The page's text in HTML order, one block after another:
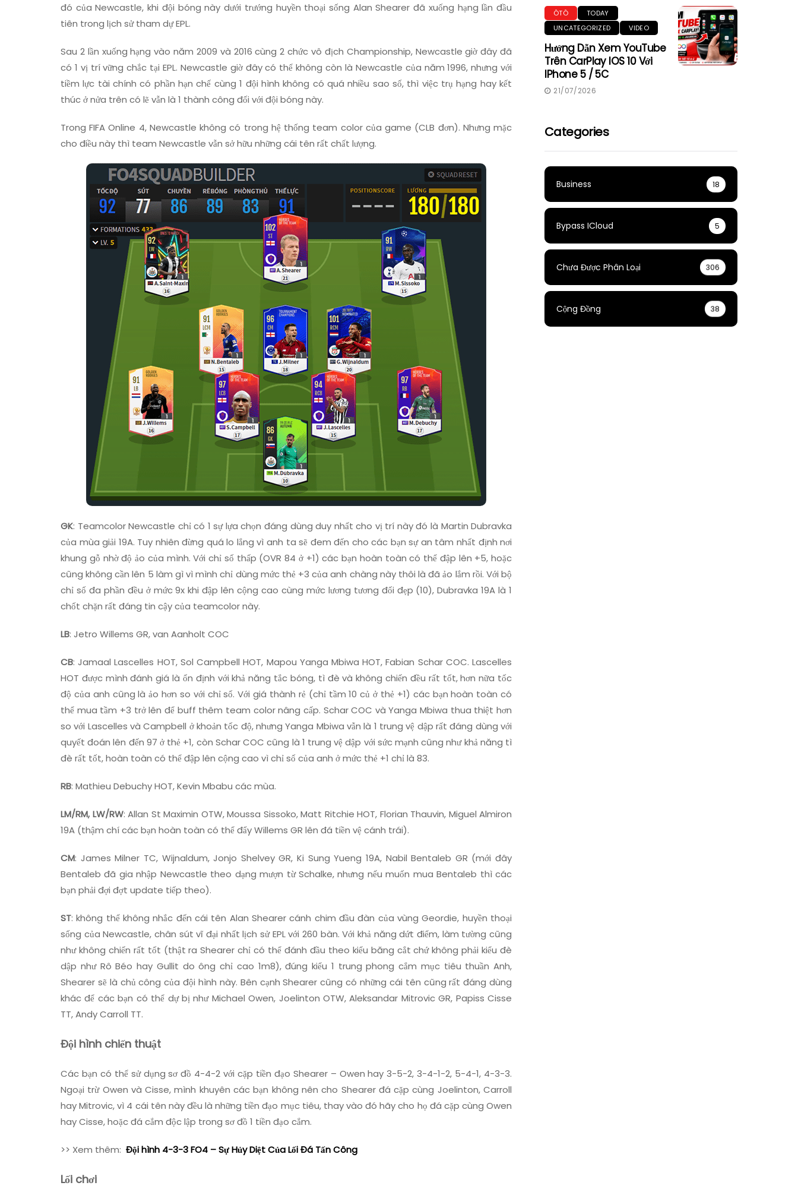
đó của Newcastle, khi đội bóng này dưới trướng huyền thoại sống Alan Shearer đã xuống hạng lần đầu
tiên trong lịch sử tham dự EPL.
Sau 2 lần xuống hạng vào năm 2009 và 2016 cùng 2 chức vô địch Championship, Newcastle giờ đây đã
có 1 vị trí vững chắc tại EPL. Newcastle giờ đây có thể không còn là Newcastle của năm 1996, nhưng với
tiềm lực tài chính có phần hạn chế cùng 1 đội hình không có quá nhiều sao số, thì việc trụ hạng hay kết
thúc ở nửa trên có lẽ vẫn là 1 thành công đối với đội bóng này.
Trong FIFA Online 4, Newcastle không có trong hệ thống team color của game (CLB đơn). Nhưng mặc
cho điều này thì team Newcastle vẫn sở hữu những cái tên rất chất lượng.
GK: Teamcolor Newcastle chỉ có 1 sự lựa chọn đáng dùng duy nhất cho vị trí này đó là Martin Dubravka
của mùa giải 19A. Tuy nhiên đừng quá lo lắng vì anh ta sẽ đem đến cho các bạn sự an tâm nhất định nơi
khung gỗ nhờ độ ảo của mình. Với chỉ số thấp (OVR 84 ở +1) các bạn hoàn toàn có thể đập lên +5, hoặc
cũng không cần lên 5 làm gì vì mình chỉ dùng mức thẻ +3 của anh chàng này thôi là đã ảo lắm rồi. Với bộ
chỉ số đa phần đều ở mức 9x khi đập lên cộng cao cùng mức lương tương đối đẹp (10), Dubravka 19A là 1
chốt chặn rất đáng tin cậy của teamcolor này.
LB: Jetro Willems GR, van Aanholt COC
CB: Jamaal Lascelles HOT, Sol Campbell HOT, Mapou Yanga Mbiwa HOT, Fabian Schar COC. Lascelles
HOT được mình đánh giá là ổn định với khả năng tắc bóng, tì đè và không chiến đều rất tốt, hơn nữa tốc
độ của anh cũng là ảo hơn so với chỉ số. Với giá thành rẻ (chỉ tầm 10 củ ở thẻ +1) các bạn hoàn toàn có
thể mua tầm +3 trở lên để buff thêm team color nâng cấp. Schar COC và Yanga Mbiwa thua thiệt hơn
so với Lascelles và Campbell ở khoản tốc độ, nhưng Yanga Mbiwa vẫn là 1 trung vệ dập rất đáng dùng với
quyết đoán lên đến 97 ở thẻ +1, còn Schar COC cũng là 1 trung vệ dập với sức mạnh cũng như khả năng tì
đè rất tốt, hoàn toàn có thể đập lên cộng cao vì chỉ số của anh ở mức thẻ +1 chỉ là 83.
RB: Mathieu Debuchy HOT, Kevin Mbabu các mùa.
LM/RM, LW/RW: Allan St Maximin OTW, Moussa Sissoko, Matt Ritchie HOT, Florian Thauvin, Miguel Almiron
19A (thậm chí các bạn hoàn toàn có thể đẩy Willems GR lên đá tiền vệ cánh trái).
CM: James Milner TC, Wijnaldum, Jonjo Shelvey GR, Ki Sung Yueng 19A, Nabil Bentaleb GR (mới đây
Bentaleb đã gia nhập Newcastle theo dạng mượn từ Schalke, nhưng nếu muốn mua Bentaleb thì các
bạn phải đợi đợt update tiếp theo).
ST: không thể không nhắc đến cái tên Alan Shearer cánh chim đầu đàn của vùng Geordie, huyền thoại
sống của Newcastle, chân sút vĩ đại nhất lịch sử EPL với 260 bàn. Với khả năng dứt điểm, làm tường cũng
như không chiến rất tốt (thật ra Shearer chỉ có thể đánh đầu theo kiểu băng cắt chứ không phải kiểu đè
dập như Rô Béo hay Gullit do ông chỉ cao 1m8), đúng kiểu 1 trung phong cắm mục tiêu thuần Anh,
Shearer sẽ là chủ công của đội hình này. Bên cạnh Shearer cũng có những cái tên cũng rất đáng dùng
khác để các bạn có thể dự bị như Michael Owen, Joelinton OTW, Aleksandar Mitrovic GR, Papiss Cisse
TT, Andy Carroll TT.
Đội hình chiến thuật
Các bạn có thể sử dụng sơ đồ 4-4-2 với cặp tiền đạo Shearer – Owen hay 3-5-2, 3-4-1-2, 5-4-1, 4-3-3.
Ngoại trừ Owen và Cisse, mình khuyên các bạn không nên cho Shearer đá cặp cùng Joelinton, Carroll
hay Mitrovic, vì 4 cái tên này đều là những tiền đạo mục tiêu, thay vào đó hãy cho họ đá cặp cùng Owen
hay Cisse, hoặc đá cắm độc lập trong sơ đồ 1 tiền đạo cắm.
>> Xem thêm: Đội hình 4-3-3 FO4 – Sự Hủy Diệt Của Lối Đá Tấn Công
Lối chơi
ÔTÔ
TODAY
UNCATEGORIZED
VIDEO
Hướng Dẫn Xem YouTube
Trên CarPlay IOS 10 Với
IPhone 5 / 5C
21/07/2026
Categories
Business 18
Bypass ICloud 5
Chưa Được Phân Loại 306
Cộng Đồng 38